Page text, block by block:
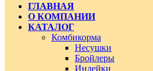
ГЛАВНАЯ
О КОМПАНИИ
КАТАЛОГ
Комбикорма
Несушки
Бройлеры
Индейки